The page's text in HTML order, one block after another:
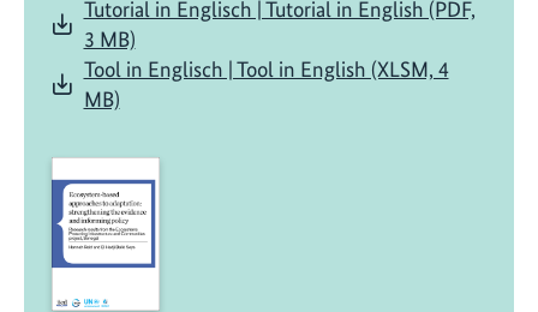
Tutorial in Englisch | Tutorial in English (PDF,
3 MB)
Tool in Englisch | Tool in English (XLSM, 4
MB)